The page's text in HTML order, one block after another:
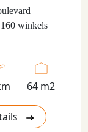
winkels
64 m2